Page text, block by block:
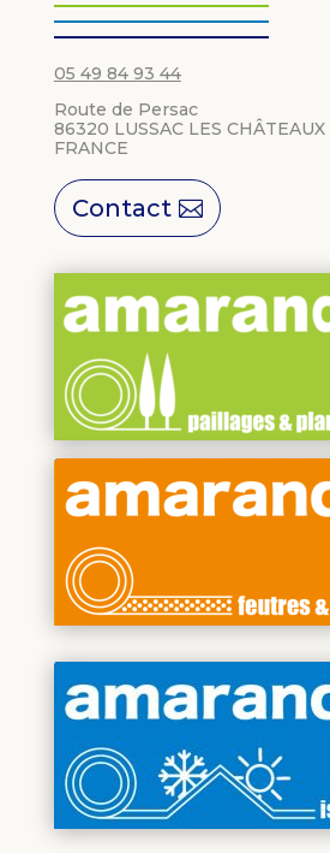
05 49 84 93 44
Route de Persac
86320 LUSSAC LES CHÂTEAUX
FRANCE
Contact